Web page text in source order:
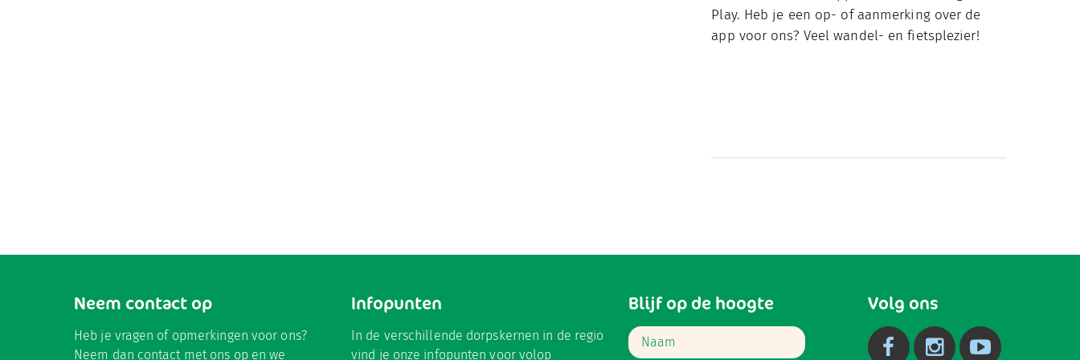
Play. Heb je een op- of aanmerking over de
app voor ons? Veel wandel- en fietsplezier!
Neem contact op
Heb je vragen of opmerkingen voor ons?
Neem dan contact met ons op en we
Infopunten
In de verschillende dorpskernen in de regio
vind je onze infopunten voor volop
Blijf op de hoogte Volg ons